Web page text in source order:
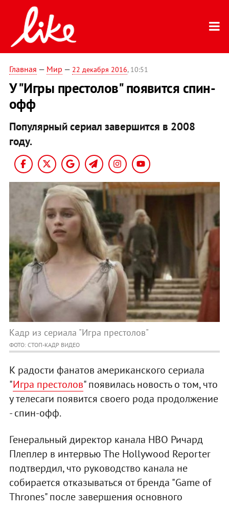
Главная — Мир — 22 декабря 2016, 10:51
У "Игры престолов" появится спин-
офф
Популярный сериал завершится в 2008
году.
Кадр из сериала "Игра престолов"
ФОТО: СТОП-КАДР ВИДЕО
К радости фанатов американского сериала
"Игра престолов" появилась новость о том, что
у телесаги появится своего рода продолжение
- спин-офф.
Генеральный директор канала HBO Ричард
Плеплер в интервью The Hollywood Reporter
подтвердил, что руководство канала не
собирается отказываться от бренда "Game of
Thrones" после завершения основного